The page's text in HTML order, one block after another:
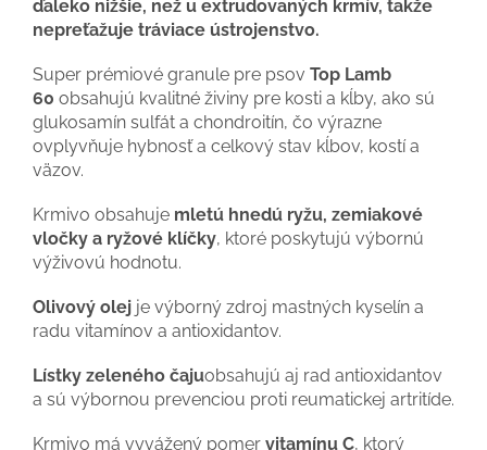
ďaleko nižšie, než u extrudovaných krmív, takže
nepreťažuje tráviace ústrojenstvo.
Super prémiové granule pre psov Top Lamb
60 obsahujú kvalitné živiny pre kosti a kĺby, ako sú
glukosamín sulfát a chondroitín, čo výrazne
ovplyvňuje hybnosť a celkový stav kĺbov, kostí a
väzov.
Krmivo obsahuje mletú hnedú ryžu, zemiakové
vločky a ryžové klíčky, ktoré poskytujú výbornú
výživovú hodnotu.
Olivový olej je výborný zdroj mastných kyselín a
radu vitamínov a antioxidantov.
Lístky zeleného čajuobsahujú aj rad antioxidantov
a sú výbornou prevenciou proti reumatickej artritíde.
Krmivo má vyvážený pomer vitamínu C, ktorý